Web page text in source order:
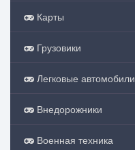
Карты
Грузовики
Легковые автомобили
Внедорожники
Военная техника